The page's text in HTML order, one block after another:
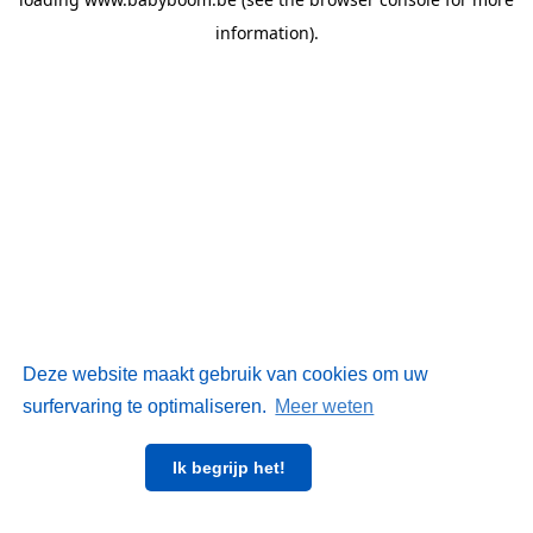
Deze website maakt gebruik van cookies om uw
surfervaring te optimaliseren. Meer weten
Ik begrijp het!
information).